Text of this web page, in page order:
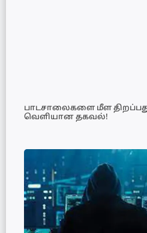
பாடசாலைகளை மீள
வெளியான தகவல்!